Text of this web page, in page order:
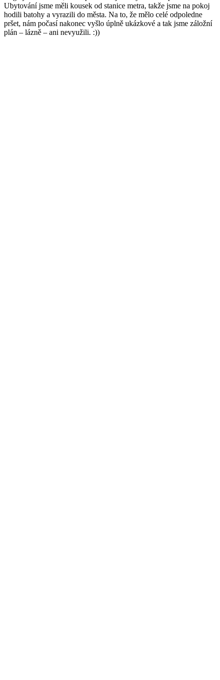
Ubytování jsme měli kousek od stanice metra, takže jsme na pokoj
hodili batohy a vyrazili do města. Na to, že mělo celé odpoledne
pršet, nám počasí nakonec vyšlo úplně ukázkové a tak jsme záložní
plán – lázně – ani nevyužili. :))